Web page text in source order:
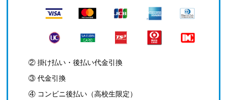
② 掛け払い・後払い代金引換
③ 代金引換
④ コンビニ後払い（高校生限定）